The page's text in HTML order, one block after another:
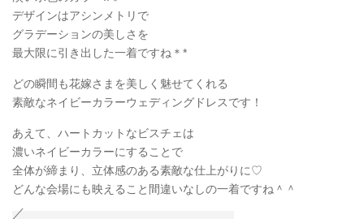
デザインはアシンメトリで
グラデーションの美しさを
最大限に引き出した一着ですね＊*
どの瞬間も花嫁さまを美しく魅せてくれる
素敵なネイビーカラーウェディングドレスです！
あえて、ハートカットなビスチェは
濃いネイビーカラーにすることで
全体が締まり、立体感のある素敵な仕上がりに♡
どんな会場にも映えること間違いなしの一着ですね＾＾